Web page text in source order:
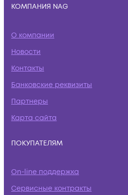
КОМПАНИЯ NAG
О компании
Новости
Контакты
Банковские реквизиты
Партнеры
Карта сайта
ПОКУПАТЕЛЯМ
On-line поддержка
Сервисные контракты